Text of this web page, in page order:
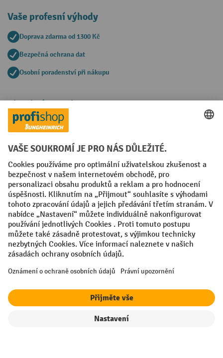
Vaše profesní výhody
Doprava zdarma od 1300 Kč
Bezpečná ochrana dat
Osobní poradenství při nákupu
Platební metody
Faktura
Sociální sítě
Facebook
YouTube
LinkedIn
VODP Otisk
Prohlášení o ochraně osobních údajů
Nastavení ochrany osobních údajů
All prices excl. VAT plus shipping costs and possible delivery charges,
if not stated otherwise.